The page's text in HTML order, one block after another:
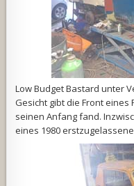
Low Budget Bastard unter
Gesicht gibt die Front eines
seinen Anfang fand.
eines 1980